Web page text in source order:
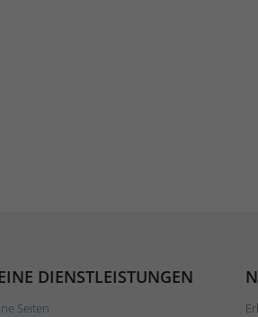
DIENSTLEISTUNGEN
Seiten